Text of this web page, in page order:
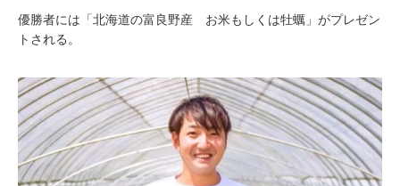
優勝者には「北海道の富良野産 お米もしくは牡蠣」がプレゼン
トされる。